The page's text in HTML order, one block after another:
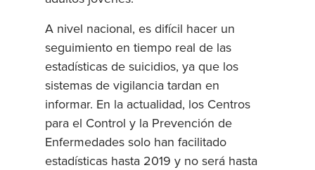
A nivel nacional, es difícil hacer un
seguimiento en tiempo real de las
estadísticas de suicidios, ya que los
sistemas de vigilancia tardan en
informar. En la actualidad, los Centros
para el Control y la Prevención de
Enfermedades solo han facilitado
estadísticas hasta 2019 y no será hasta